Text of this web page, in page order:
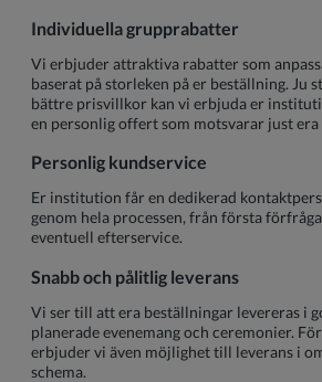
Individuella grupprabatter
Vi erbjuder attraktiva rabatter som
baserat på storleken på er beställning. Ju
bättre prisvillkor kan vi erbjuda er
en personlig offert som motsvarar just era
Personlig kundservice
Er institution får en dedikerad
genom hela processen, från första
eventuell efterservice.
Snabb och pålitlig leverans
Vi ser till att era beställningar levereras i
planerade evenemang och ceremonier.
erbjuder vi även möjlighet till leverans i
schema.